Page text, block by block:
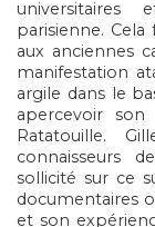
parisienne.
aux anciennes
manifestation
argile dans le
apercevoir
Ratatouille.
connaisseurs
sollicité sur ce
documentaires
et son